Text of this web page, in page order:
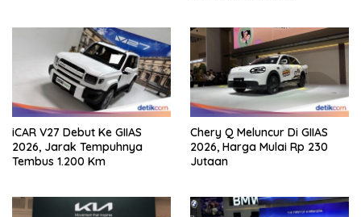
iCAR V27 Debut Ke GIIAS
2026, Jarak Tempuhnya
Tembus 1.200 Km
Chery Q Meluncur Di GIIAS
2026, Harga Mulai Rp 230
Jutaan